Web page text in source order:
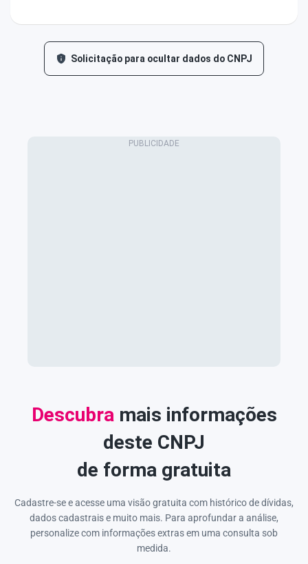
Solicitação para ocultar dados do CNPJ
Descubra mais informações
deste CNPJ
de forma gratuita
Cadastre-se e acesse uma visão gratuita com histórico de dívidas,
dados cadastrais e muito mais. Para aprofundar a análise,
personalize com informações extras em uma consulta sob
medida.